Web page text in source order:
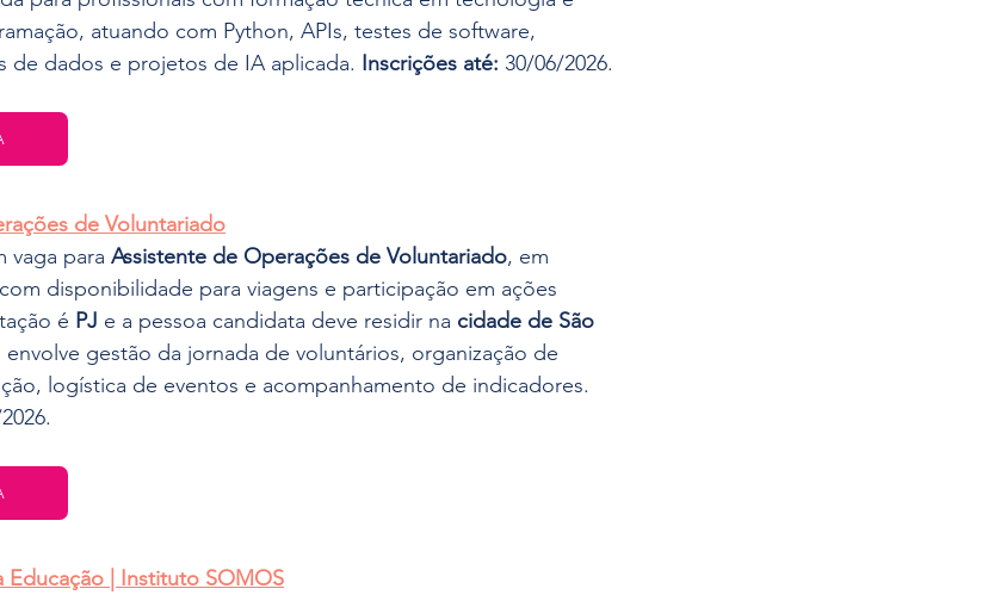
atuando com Python, APIs, testes de software,
de dados e projetos de IA aplicada. Inscrições até: 30/06/2026.
de Voluntariado
vaga para Assistente de Operações de Voluntariado, em
com disponibilidade para viagens e participação em ações
é PJ e a pessoa candidata deve residir na cidade de São
envolve gestão da jornada de voluntários, organização de
logística de eventos e acompanhamento de indicadores.
| Instituto SOMOS